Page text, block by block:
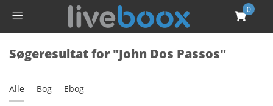
0
Søgeresultat for "John Dos Passos"
Alle Bog Ebog